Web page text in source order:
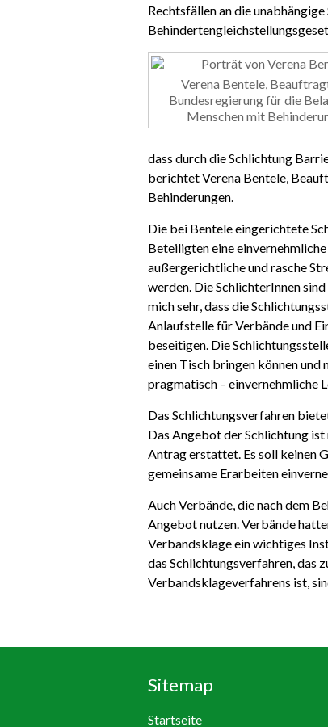
Rechtsfällen an die
Verena Bentele,
Bundesregierung für die
Menschen mit
dass durch die Schlichtung
berichtet Verena Bentele,
Behinderungen.
Die bei Bentele eingerichtete
Beteiligten eine
außergerichtliche und rasche
werden. Die SchlichterInnen
mich sehr, dass die
Anlaufstelle für Verbände und
beseitigen. Die
einen Tisch bringen können
pragmatisch – einvernehmliche
Das Schlichtungsverfahren
Das Angebot der Schlichtung
Antrag erstattet. Es soll keinen
gemeinsame Erarbeiten
Auch Verbände, die nach dem
Angebot nutzen. Verbände
Verbandsklage ein wichtiges
das Schlichtungsverfahren, das
Verbandsklageverfahrens ist,
Sitemap
Startseite